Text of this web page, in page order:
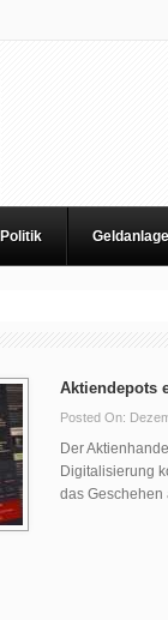
Geldanlage
Aktiendepots
Posted On:
Der
Digitalisierung
das Geschehen